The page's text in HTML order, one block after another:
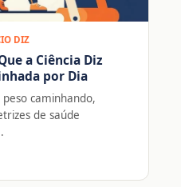
DIZ
a Ciência Diz
por Dia
caminhando,
de saúde